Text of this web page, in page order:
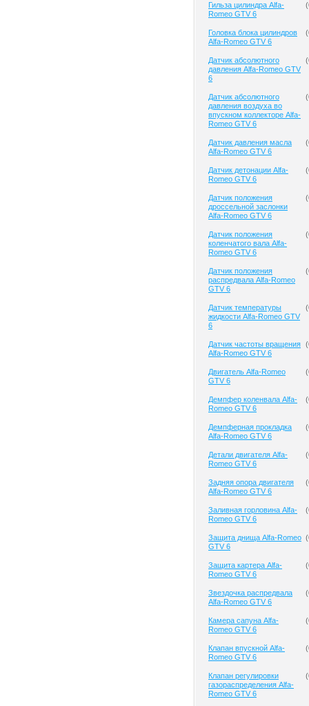
Гильза цилиндра Alfa-
Romeo GTV 6
(
Головка блока цилиндров
Alfa-Romeo GTV 6
(
Датчик абсолютного
давления Alfa-Romeo GTV
6
(
Датчик абсолютного
давления воздуха во
впускном коллекторе Alfa-
Romeo GTV 6
(
Датчик давления масла
Alfa-Romeo GTV 6
(
Датчик детонации Alfa-
Romeo GTV 6
(
Датчик положения
дроссельной заслонки
Alfa-Romeo GTV 6
(
Датчик положения
коленчатого вала Alfa-
Romeo GTV 6
(
Датчик положения
распредвала Alfa-Romeo
GTV 6
(
Датчик температуры
жидкости Alfa-Romeo GTV
6
(
Датчик частоты вращения
Alfa-Romeo GTV 6
(
Двигатель Alfa-Romeo
GTV 6
(
Демпфер коленвала Alfa-
Romeo GTV 6
(
Демпферная прокладка
Alfa-Romeo GTV 6
(
Детали двигателя Alfa-
Romeo GTV 6
(
Задняя опора двигателя
Alfa-Romeo GTV 6
(
Заливная горловина Alfa-
Romeo GTV 6
(
Защита днища Alfa-Romeo
GTV 6
(
Защита картера Alfa-
Romeo GTV 6
(
Звездочка распредвала
Alfa-Romeo GTV 6
(
Камера сапуна Alfa-
Romeo GTV 6
(
Клапан впускной Alfa-
Romeo GTV 6
(
Клапан регулировки
газораспределения Alfa-
Romeo GTV 6
(